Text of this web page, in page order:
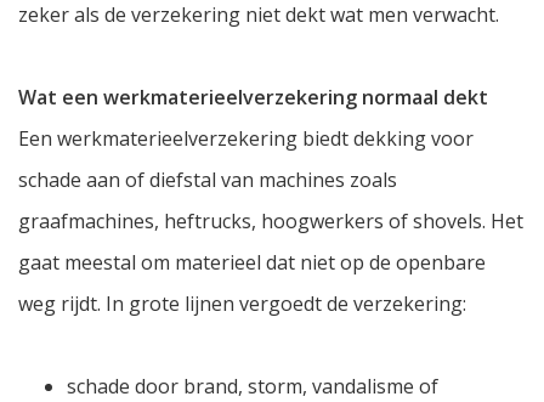
zeker als de verzekering niet dekt wat men verwacht.
Wat een werkmaterieelverzekering normaal dekt
Een werkmaterieelverzekering biedt dekking voor
schade aan of diefstal van machines zoals
graafmachines, heftrucks, hoogwerkers of shovels. Het
gaat meestal om materieel dat niet op de openbare
weg rijdt. In grote lijnen vergoedt de verzekering:
schade door brand, storm, vandalisme of